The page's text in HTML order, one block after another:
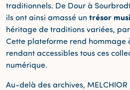
traditionnels. De Dour à
ils ont ainsi amassé un trésor
héritage de traditions variées,
Cette plateforme rend hommage
rendant accessibles tous ces
numérique.
Au-delà des archives,